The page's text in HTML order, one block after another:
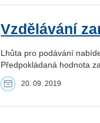
Vzdělávání
Lhůta pro podávání
Předpokládaná hodnota
20. 09. 2019